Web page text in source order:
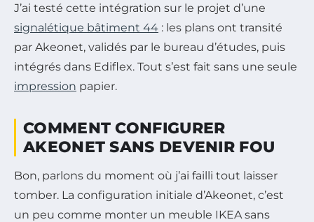
J’ai testé cette intégration sur le projet d’une
signalétique bâtiment 44 : les plans ont transité
par Akeonet, validés par le bureau d’études, puis
intégrés dans Ediflex. Tout s’est fait sans une seule
impression papier.
COMMENT CONFIGURER
AKEONET SANS DEVENIR FOU
Bon, parlons du moment où j’ai failli tout laisser
tomber. La configuration initiale d’Akeonet, c’est
un peu comme monter un meuble IKEA sans